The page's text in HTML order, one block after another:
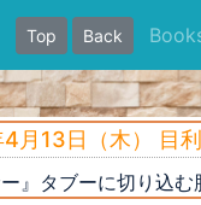
Top Back
月13日（木） 目
ー』タブーに切り込